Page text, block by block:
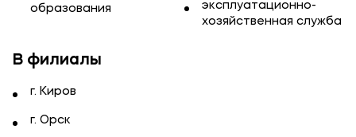
образования
эксплуатационно-
хозяйственная служба
В филиалы
г. Киров
г. Орск